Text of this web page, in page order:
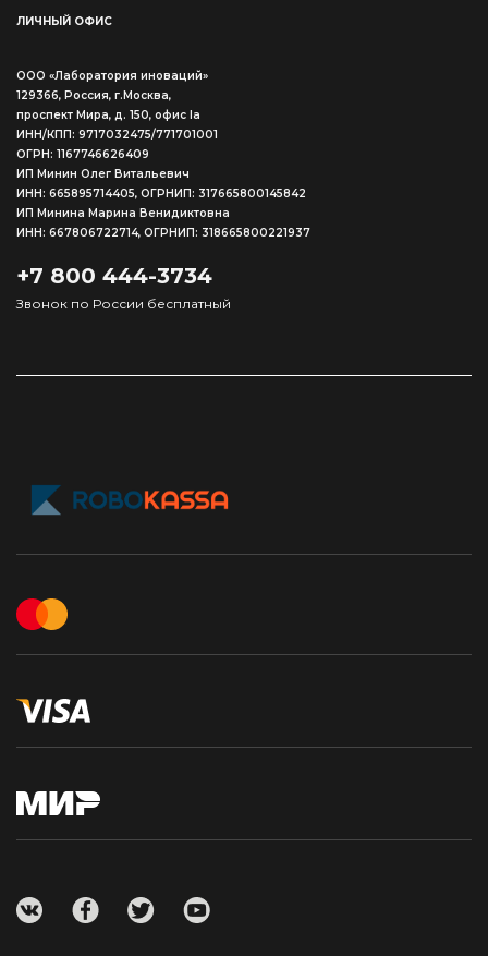
ЛИЧНЫЙ ОФИС
ООО «Лаборатория иноваций»
129366, Россия, г.Москва,
проспект Мира, д. 150, офис Ia
ИНН/КПП: 9717032475/771701001
ОГРН: 1167746626409
ИП Минин Олег Витальевич
ИНН: 665895714405, ОГРНИП: 317665800145842
ИП Минина Марина Венидиктовна
ИНН: 667806722714, ОГРНИП: 318665800221937
+7 800 444-3734
Звонок по России бесплатный